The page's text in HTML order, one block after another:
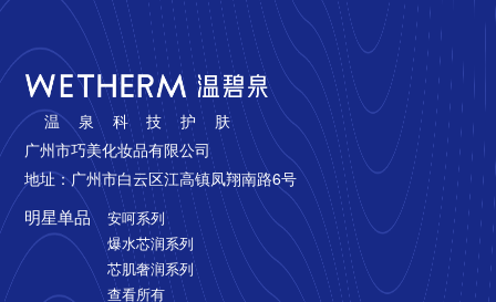
温泉科技护肤
广州市巧美化妆品有限公司
地址：广州市白云区江高镇凤翔南路6号
明星单品
安呵系列
爆水芯润系列
芯肌奢润系列
查看所有